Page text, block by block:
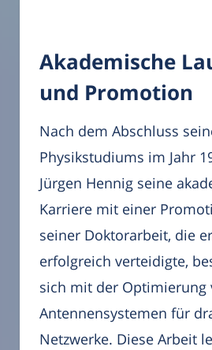
Akademische
und Promotion
Nach dem Abschluss
Physikstudiums im Jahr
Jürgen Hennig seine
Karriere mit einer
seiner Doktorarbeit, die
erfolgreich verteidigte,
sich mit der Optimierung
Antennensystemen für
Netzwerke. Diese Arbeit